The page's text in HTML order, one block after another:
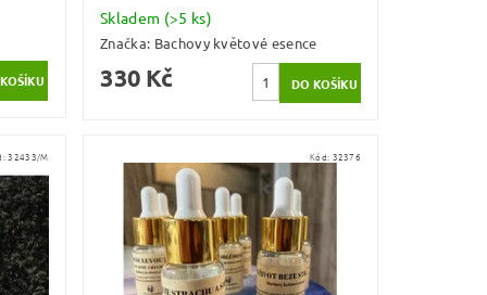
Skladem (>5 ks)
Značka: Bachovy květové esence
330 Kč
32433/M Kód: 32376